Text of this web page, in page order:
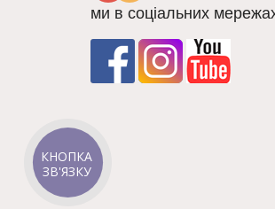
ми в соціальних
КНОПКА
ЗВ'ЯЗКУ